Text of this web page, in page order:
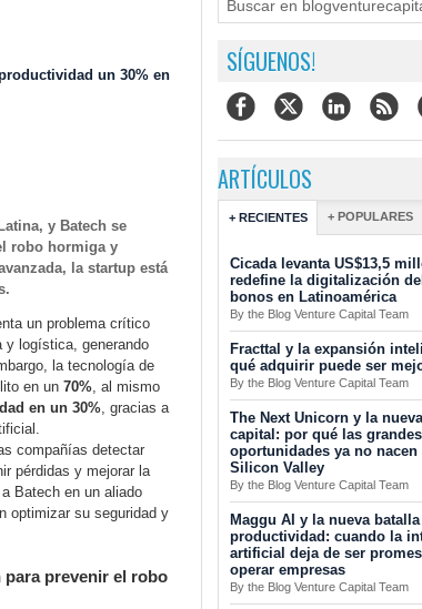
un 30% en
y Batech se
robo hormiga y
la startup está
un problema crítico
y logística, generando
la tecnología de
en un 70%, al mismo
en un 30%, gracias a
compañías detectar
pérdidas y mejorar la
Batech en un aliado
optimizar su seguridad y
para prevenir el robo
SÍGUENOS!
ARTÍCULOS
+ RECIENTES + POPULARES
Cicada levanta US$13,5
redefine la digitalización
bonos en Latinoamérica
By the Blog Venture Capital Team
Fracttal y la expansión
qué adquirir puede ser
By the Blog Venture Capital Team
The Next Unicorn y la
capital: por qué las grandes
oportunidades ya no nacen
Silicon Valley
By the Blog Venture Capital Team
Maggu AI y la nueva
productividad: cuando la
artificial deja de ser
operar empresas
By the Blog Venture Capital Team